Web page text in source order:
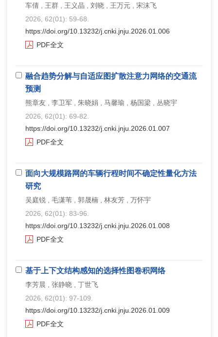
车倩 , 王群 , 王义晶 , 刘晓 , 王万元 , 宋沫飞
2026, 62(01): 59-68.
https://doi.org/10.13232/j.cnki.jnju.2026.01.006
PDF全文
融合趋势分解与自适应图扩散注意力网络的交通流
预测
熊章友 , 李卫军 , 朱晓娟 , 马馨瑜 , 杨国梁 , 丛晓宇
2026, 62(01): 69-82.
https://doi.org/10.13232/j.cnki.jnju.2026.01.007
PDF全文
面向大规模路网的车辆行程时间不确定性量化方法
研究
吴庭锐 , 毛潇苇 , 郭晟楠 , 林友芳 , 万怀宇
2026, 62(01): 83-96.
https://doi.org/10.13232/j.cnki.jnju.2026.01.008
PDF全文
基于上下文结构感知的选择性图卷积网络
李芳晨 , 张静晓 , 丁世飞
2026, 62(01): 97-109.
https://doi.org/10.13232/j.cnki.jnju.2026.01.009
PDF全文